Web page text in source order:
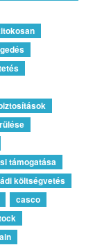
támogatása
költségvetés
casco